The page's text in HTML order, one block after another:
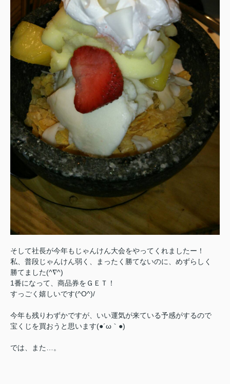
そして社長が今年もじゃんけん大会をやってくれましたー！
私、普段じゃんけん弱く、まったく勝てないのに、めずらしく
勝てました(^∇^)
1番になって、商品券をＧＥＴ！
すっごく嬉しいです(^O^)/
今年も残りわずかですが、いい運気が来ている予感がするので
宝くじを買おうと思います(●´ω｀●)ゞ
では、また…。